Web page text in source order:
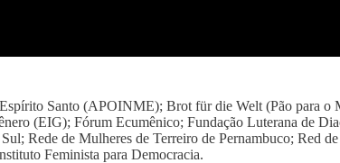
Santo (APOINME); Brot für die Welt (Pão para
(EIG); Fórum Ecumênico; Fundação Luterana de
Rede de Mulheres de Terreiro de Pernambuco; Red
Feminista para Democracia.